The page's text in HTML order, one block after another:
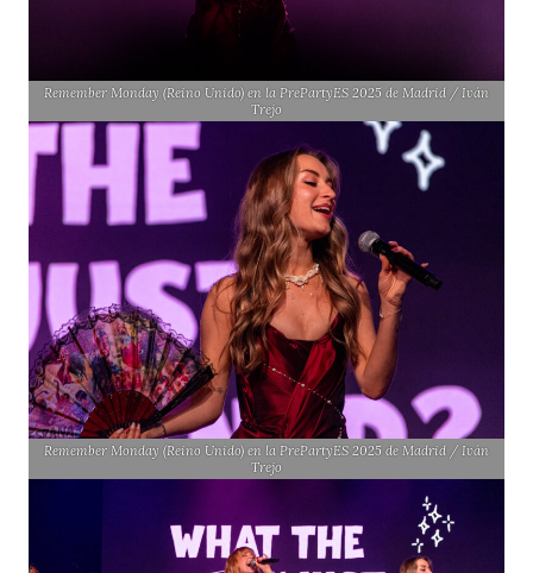
Remember Monday (Reino Unido) en la PrePartyES 2025 de Madrid / Iván
Trejo
Remember Monday (Reino Unido) en la PrePartyES 2025 de Madrid / Iván
Trejo